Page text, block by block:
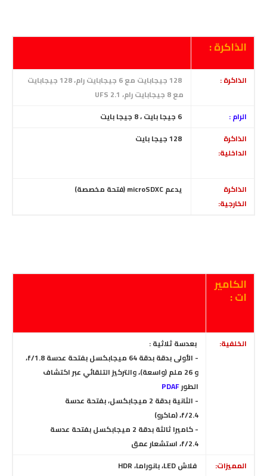
الذاكرة :
الذاكرة :
128 جيجابايت
مع 8 جيجابايت رام،
UFS 2.1
الرام :
8 جيجا بايت
الذاكرة
الداخلية:
128جيجا بايت
الذاكرة
الخارجية:
يدعم microSDXC (فتحة مخصصة)
الكامير
ات :
الخلفية:
بعدسة ثلاثية :
- الأولى بدقة بدقة 64 ميجابكسل بفتحة عدسة f/1.8،
و 26 ملم (واسعة)، والتركيز التلقائي عبر اكتشاف
الطورPDAF
- الثانية بدقة 2 ميجابكسل، بفتحة عدسة
f/2.4،(ماكرو)
- كاميرا ثالثة بدقة 2 ميجابكسل بفتحة عدسة
f/2.4، استشعار عمق
المميزات:
فلاش LED، بانوراما، HDR